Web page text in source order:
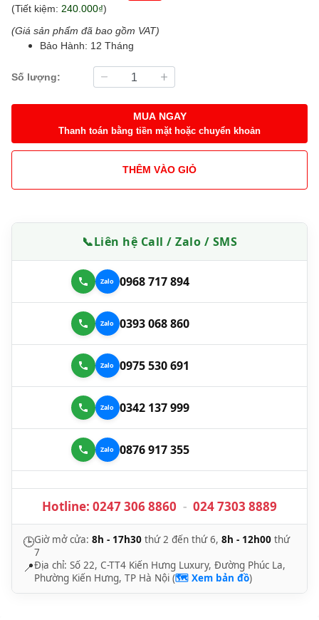
(Tiết kiệm: 240.000₫)
(Giá sản phẩm đã bao gồm VAT)
Bảo Hành: 12 Tháng
Số lượng:
MUA NGAY
Thanh toán bằng tiền mặt hoặc chuyển khoản
THÊM VÀO GIỎ
📞Liên hệ Call / Zalo / SMS
0968 717 894
0393 068 860
0975 530 691
0342 137 999
0876 917 355
Hotline: 0247 306 8860 - 024 7303 8889
🕒Giờ mở cửa: 8h - 17h30 thứ 2 đến thứ 6, 8h - 12h00 thứ
7
📍Địa chỉ: Số 22, C-TT4 Kiến Hưng Luxury, Đường Phúc La,
Phường Kiến Hưng, TP Hà Nội (🗺️ Xem bản đồ)